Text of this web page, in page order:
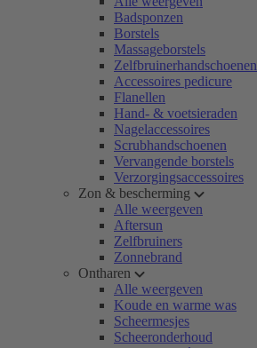
Badsponzen
Borstels
Massageborstels
Zelfbruinerhandschoenen
Accessoires pedicure
Flanellen
Hand- & voetsieraden
Nagelaccessoires
Scrubhandschoenen
Vervangende borstels
Verzorgingsaccessoires
Zon & bescherming
Alle weergeven
Aftersun
Zelfbruiners
Zonnebrand
Ontharen
Alle weergeven
Koude en warme was
Scheermesjes
Scheeronderhoud